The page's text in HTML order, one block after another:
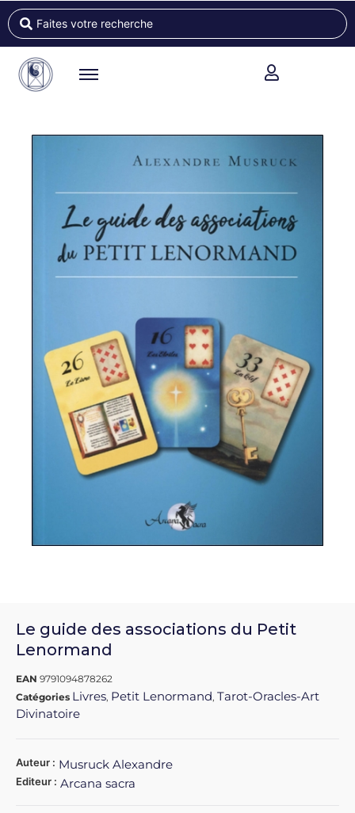
Le guide des associations du Petit
Lenormand
EAN 9791094878262
Catégories Livres, Petit Lenormand, Tarot-Oracles-Art
Divinatoire
Auteur : Musruck Alexandre
Editeur : Arcana sacra